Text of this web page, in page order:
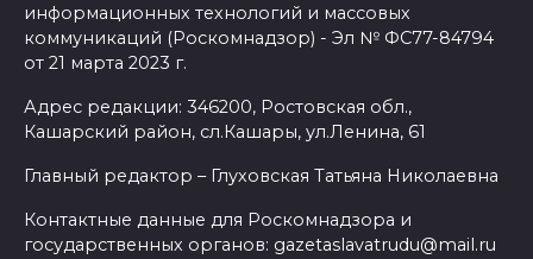
информационных технологий и массовых
коммуникаций (Роскомнадзор) - Эл № ФС77-84794
от 21 марта 2023 г.
Адрес редакции: 346200, Ростовская обл.,
Кашарский район, сл.Кашары, ул.Ленина, 61
Главный редактор – Глуховская Татьяна Николаевна
Контактные данные для Роскомнадзора и
государственных органов: gazetaslavatrudu@mail.ru